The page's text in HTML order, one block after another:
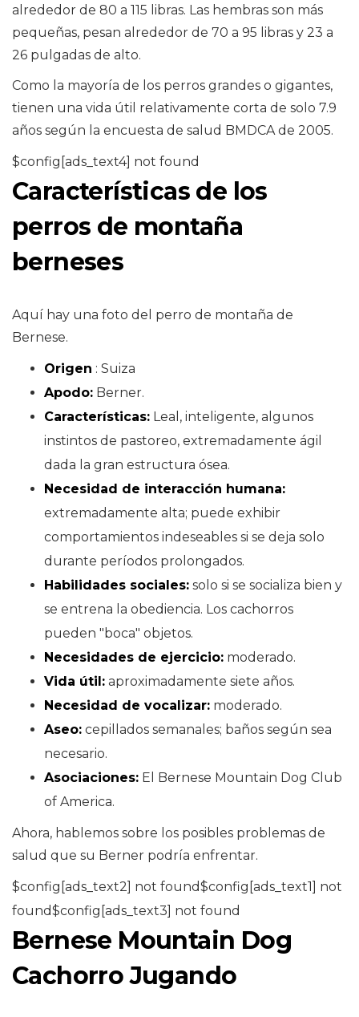
alrededor de 80 a 115 libras. Las hembras son más
pequeñas, pesan alrededor de 70 a 95 libras y 23 a
26 pulgadas de alto.
Como la mayoría de los perros grandes o gigantes,
tienen una vida útil relativamente corta de solo 7.9
años según la encuesta de salud BMDCA de 2005.
$config[ads_text4] not found
Características de los
perros de montaña
berneses
Aquí hay una foto del perro de montaña de
Bernese.
Origen : Suiza
Apodo: Berner.
Características: Leal, inteligente, algunos
instintos de pastoreo, extremadamente ágil
dada la gran estructura ósea.
Necesidad de interacción humana:
extremadamente alta; puede exhibir
comportamientos indeseables si se deja solo
durante períodos prolongados.
Habilidades sociales: solo si se socializa bien y
se entrena la obediencia. Los cachorros
pueden "boca" objetos.
Necesidades de ejercicio: moderado.
Vida útil: aproximadamente siete años.
Necesidad de vocalizar: moderado.
Aseo: cepillados semanales; baños según sea
necesario.
Asociaciones: El Bernese Mountain Dog Club
of America.
Ahora, hablemos sobre los posibles problemas de
salud que su Berner podría enfrentar.
$config[ads_text2] not found$config[ads_text1] not
found$config[ads_text3] not found
Bernese Mountain Dog
Cachorro Jugando